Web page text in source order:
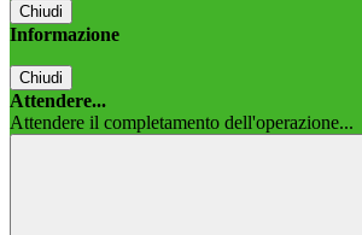
Chiudi
Informazione
Chiudi
Attendere...
Attendere il completamento dell'operazione...